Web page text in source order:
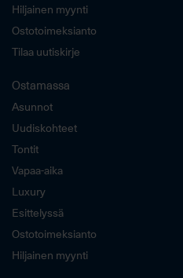
Hiljainen myynti
Ostotoimeksianto
Tilaa uutiskirje
Ostamassa
Asunnot
Uudiskohteet
Tontit
Vapaa-aika
Luxury
Esittelyssä
Ostotoimeksianto
Hiljainen myynti